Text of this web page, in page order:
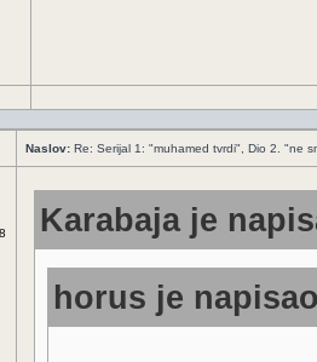
Naslov: Re: Serijal 1: "muhamed tvrdi", Dio 2. "ne
Karabaja je
horus je